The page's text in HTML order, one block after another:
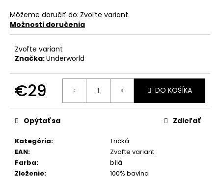
Môžeme doručiť do: Zvoľte variant
Možnosti doručenia
Zvoľte variant
Značka:Underworld
€29
cena:
DO KOŠÍKA
Kategória:
Tričká
EAN:
Zvoľte variant
Farba:
bílá
Zloženie: 100% bavlna
Opýtať sa Zdieľať